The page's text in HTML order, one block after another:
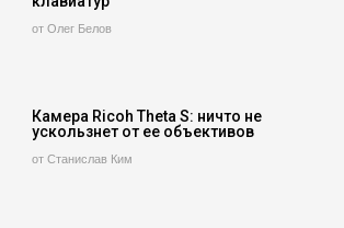
от Олег Белов
Камера Ricoh Theta S: ничто не
ускользнет от ее объективов
от Станислав Ким